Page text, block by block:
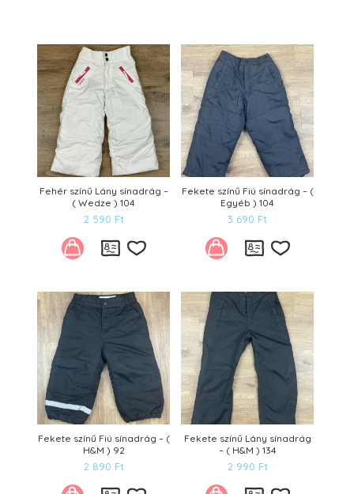
Fehér színű Lány sínadrág –
( Wedze ) 104
2 590 Ft
Kívánságlistára
Fekete színű Fiú sínadrág – (
Egyéb ) 104
3 690 Ft
Fekete színű Fiú sínadrág – (
H&M ) 92
2 890 Ft
Fekete színű Lány sínadrág
– ( H&M ) 134
2 990 Ft